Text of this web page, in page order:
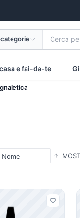
Cerca
e fai-da-te